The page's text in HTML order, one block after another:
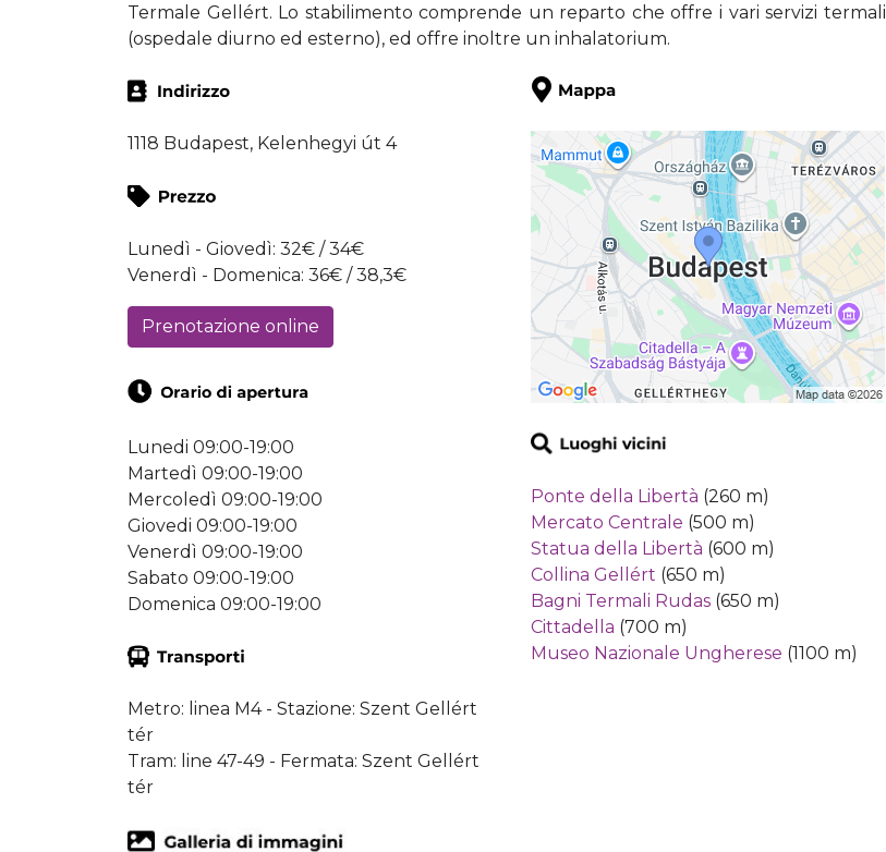
Termale Gellért. Lo stabilimento comprende un reparto che offre i vari servizi termali
(ospedale diurno ed esterno), ed offre inoltre un inhalatorium.
1118 Budapest, Kelenhegyi út 4
Lunedì - Giovedì: 32€ / 34€
Venerdì - Domenica: 36€ / 38,3€
Prenotazione online
Lunedi 09:00-19:00
Martedì 09:00-19:00
Mercoledì 09:00-19:00
Giovedi 09:00-19:00
Venerdì 09:00-19:00
Sabato 09:00-19:00
Domenica 09:00-19:00
Metro: linea M4 - Stazione: Szent Gellért
tér
Tram: line 47-49 - Fermata: Szent Gellért
tér
Ponte della Libertà (260 m)
Mercato Centrale (500 m)
Statua della Libertà (600 m)
Collina Gellért (650 m)
Bagni Termali Rudas (650 m)
Cittadella (700 m)
Museo Nazionale Ungherese (1100 m)